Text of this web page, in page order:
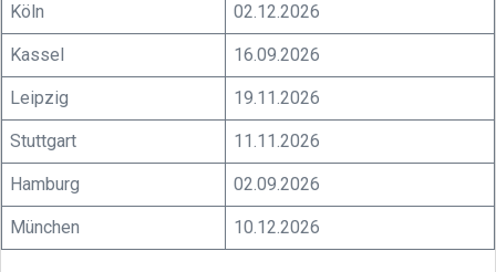
Köln 02.12.2026
Kassel 16.09.2026
Leipzig 19.11.2026
Stuttgart 11.11.2026
Hamburg 02.09.2026
München 10.12.2026